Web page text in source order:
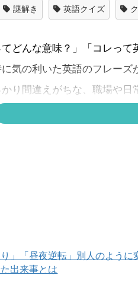
謎解き 英語クイズ
てどんな意味？」「コレって
気の利いた英語のフレー
り間違えがちな、職場や日
をとる」です。
り」「昼夜逆転」別人のよう
出来事とは